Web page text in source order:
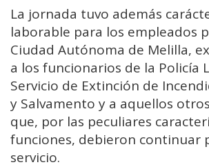
La jornada tuvo además
laborable para los empleados
Ciudad Autónoma de Melilla,
a los funcionarios de la Policía
Servicio de Extinción de
y Salvamento y a aquellos
que, por las peculiares
funciones, debieron continuar
servicio.